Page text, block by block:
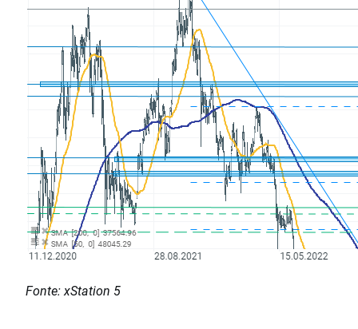
Fonte: xStation 5